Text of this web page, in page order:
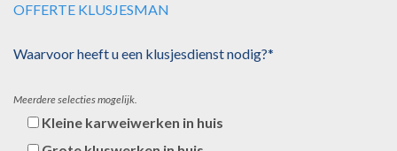
OFFERTE KLUSJESMAN
Waarvoor heeft u een klusjesdienst nodig?*
Meerdere selecties mogelijk.
Kleine karweiwerken in huis